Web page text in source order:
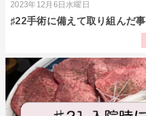
2023年12月6日水曜日
♯22手術に備えて取り組んだ事